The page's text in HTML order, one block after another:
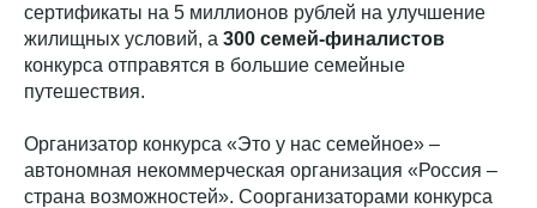
сертификаты на 5 миллионов рублей на улучшение
жилищных условий, а 300 семей-финалистов
конкурса отправятся в большие семейные
путешествия.
Организатор конкурса «Это у нас семейное» –
автономная некоммерческая организация «Россия –
страна возможностей». Соорганизаторами конкурса